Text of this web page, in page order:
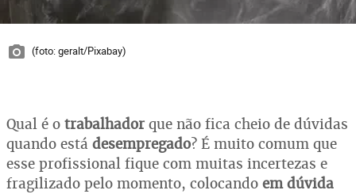
(foto: geralt/Pixabay)
Qual é o trabalhador que não fica cheio de dúvidas
quando está desempregado? É muito comum que
esse profissional fique com muitas incertezas e
fragilizado pelo momento, colocando em dúvida